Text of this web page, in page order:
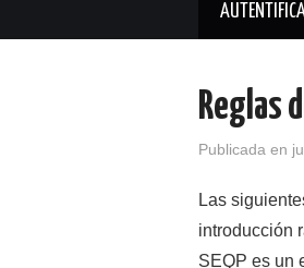
Reglas
Publicada en
Las
introducción
SEQP es un